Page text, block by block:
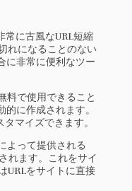
常に古風なURL短縮
れになることのない
に非常に便利なツー
料で使用できること
に作成されます。
マイズできます。
よって提供される
れます。これをサイ
URLをサイトに直接